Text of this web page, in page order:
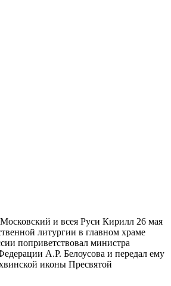
и всея Руси Кирилл 26 мая
литургии в главном храме
поприветствовал министра
А.Р. Белоусова и передал ему
иконы Пресвятой